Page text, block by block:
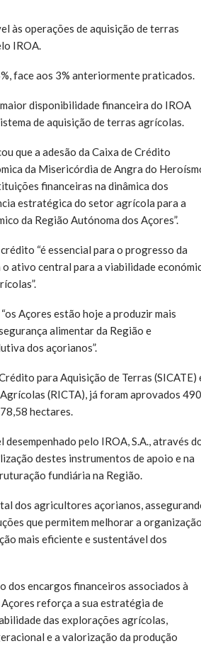
às operações de aquisição de terras
IROA.
face aos 3% anteriormente praticados.
disponibilidade financeira do IROA
de aquisição de terras agrícolas.
que a adesão da Caixa de Crédito
da Misericórdia de Angra do
financeiras na dinâmica dos
estratégica do setor agrícola para a
da Região Autónoma dos Açores”.
“é essencial para o progresso da
ativo central para a viabilidade
Açores estão hoje a produzir mais
alimentar da Região e
dos açorianos”.
para Aquisição de Terras (SICATE)
(RICTA), já foram aprovados 490
hectares.
pelo IROA, S.A., através
destes instrumentos de apoio e na
fundiária na Região.
dos agricultores açorianos,
que permitem melhorar a organização
mais eficiente e sustentável dos
dos encargos financeiros associados à
reforça a sua estratégia de
das explorações agrícolas,
e a valorização da produção